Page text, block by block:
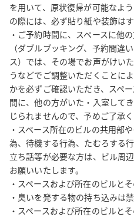
を用いて、原状復帰が可能なよ
の際には、必ず貼り紙や装飾は
・ご予約時間に、スペースに他
（ダブルブッキング、予約間違
ス）では、その場でお声がけい
うなどでご調整いただくことに
かを必ずご確認いただき、スペ
間に、他の方がいた・入室して
じられませんので、予めご了承く
・スペース所在のビルの共用部
為、待機する行為、たむろする
立ち話等が必要な方は、ビル周
お願いいたします。
・スペースおよび所在のビルと
・臭いを発する物の持ち込みは禁
・スペースおよび所在のビルと